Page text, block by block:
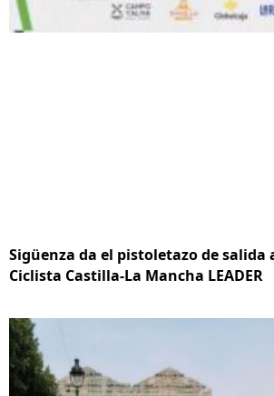
Sigüenza da el pistoletazo de salida
Ciclista Castilla-La Mancha LEADER